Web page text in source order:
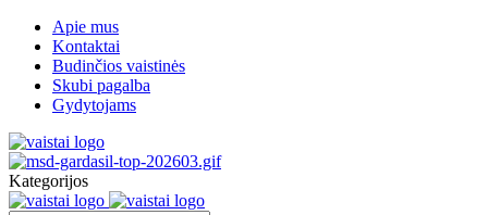
Apie mus
Kontaktai
Budinčios vaistinės
Skubi pagalba
Gydytojams
Kategorijos